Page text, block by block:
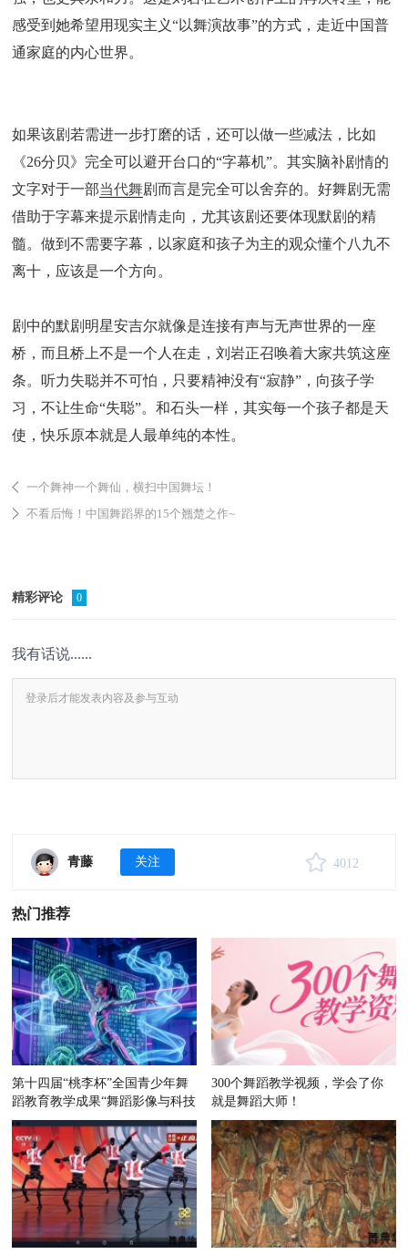
感受到她希望用现实主义“以舞演故事”的方式，走近中国普
通家庭的内心世界。
如果该剧若需进一步打磨的话，还可以做一些减法，比如
《26分贝》完全可以避开台口的“字幕机”。其实脑补剧情的
文字对于一部当代舞剧而言是完全可以舍弃的。好舞剧无需
借助于字幕来提示剧情走向，尤其该剧还要体现默剧的精
髓。做到不需要字幕，以家庭和孩子为主的观众懂个八九不
离十，应该是一个方向。
剧中的默剧明星安吉尔就像是连接有声与无声世界的一座
桥，而且桥上不是一个人在走，刘岩正召唤着大家共筑这座
条。听力失聪并不可怕，只要精神没有“寂静”，向孩子学
习，不让生命“失聪”。和石头一样，其实每一个孩子都是天
使，快乐原本就是人最单纯的本性。
一个舞神一个舞仙，横扫中国舞坛！
不看后悔！中国舞蹈界的15个翘楚之作~
精彩评论 0
我有话说......
青藤 关注 4012
热门推荐
第十四届“桃李杯”全国青少年舞
蹈教育教学成果“舞蹈影像与科技
300个舞蹈教学视频，学会了你
就是舞蹈大师！